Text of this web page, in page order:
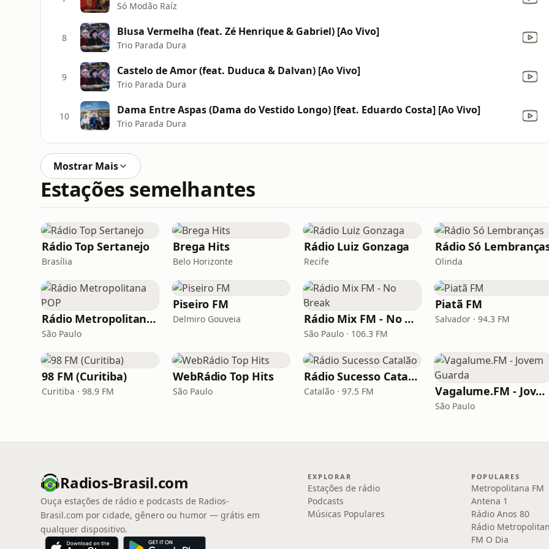
Só Modão Raíz
8 Blusa Vermelha (feat. Zé Henrique & Gabriel) [Ao Vivo]
Trio Parada Dura
9 Castelo de Amor (feat. Duduca & Dalvan) [Ao Vivo]
Trio Parada Dura
10 Dama Entre Aspas (Dama do Vestido Longo) [feat. Eduardo Costa] [Ao Vivo]
Trio Parada Dura
Mostrar Mais
Estações semelhantes
Rádio Top Sertanejo
Brasília
Brega Hits
Belo Horizonte
Rádio Luiz Gonzaga
Recife
Rádio Só
Olinda
Rádio Metropolitana POP
São Paulo
Piseiro FM
Delmiro Gouveia Rádio Mix FM - No Break
São Paulo · 106.3 FM
Piatã FM
Salvador · 94.3 FM
98 FM (Curitiba)
Curitiba · 98.9 FM
WebRádio Top Hits
São Paulo
Rádio Sucesso Catalão
Catalão · 97.5 FM Vagalume.FM - Jovem Guarda
São Paulo
Radios-Brasil.com
Ouça estações de rádio e podcasts de Radios-
Brasil.com por cidade, gênero ou humor — grátis em
qualquer dispositivo.
EXPLORAR
Estações de rádio
Podcasts
Músicas Populares
POPULARES
Metropolitana FM
Antena 1
Rádio Anos 80
Rádio
FM O Dia